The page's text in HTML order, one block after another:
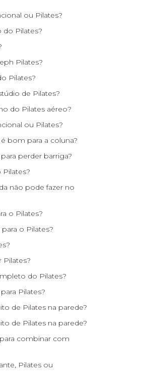
ou Pilates?
do Pilates?
Pilates?
Pilates?
de Pilates?
do Pilates aéreo?
ou Pilates?
bom para a coluna?
perder barriga?
Pilates?
não pode fazer no
o Pilates?
o Pilates?
Pilates?
do Pilates?
Pilates?
de Pilates na parede?
de Pilates na parede?
combinar com
Pilates ou